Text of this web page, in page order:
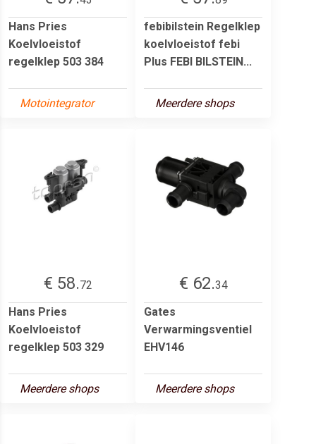
Hans Pries
Koelvloeistof
regelklep 503 384
Motointegrator
febibilstein Regelklep
koelvloeistof febi
Plus FEBI BILSTEIN...
Meerdere shops
€ 58.72
Hans Pries
Koelvloeistof
regelklep 503 329
Meerdere shops
€ 62.34
Gates
Verwarmingsventiel
EHV146
Meerdere shops